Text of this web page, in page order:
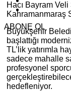
ABONE OL
Hacı Bayram
Kahramanmaraş
Büyükşehir
başlattığı
TL’lik yatırımla
sadece mahalle
profesyonel
hedefleniyor.